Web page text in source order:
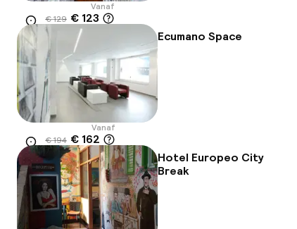
Locatie
Vanaf
€ 129 € 123
Ecumano Space
Locatie
Vanaf
€ 194 € 162
-16%
Hotel Europeo City
Break